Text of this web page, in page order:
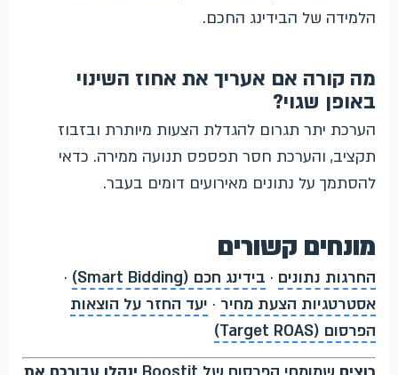
הלמידה של הבידינג החכם.
מה קורה אם אעריך את אחוז השינוי
באופן שגוי?
הערכת יתר תגרום להגדלת הצעות מיותרת ובזבוז
תקציב, והערכת חסר תפספס תנועה ממירה. כדאי
להסתמך על נתונים מאירועים דומים בעבר.
מונחים קשורים
החרגות נתונים · בידינג חכם (Smart Bidding)
·
אסטרטגיות הצעת מחיר · יעד החזר על הוצאות
הפרסום (Target ROAS)